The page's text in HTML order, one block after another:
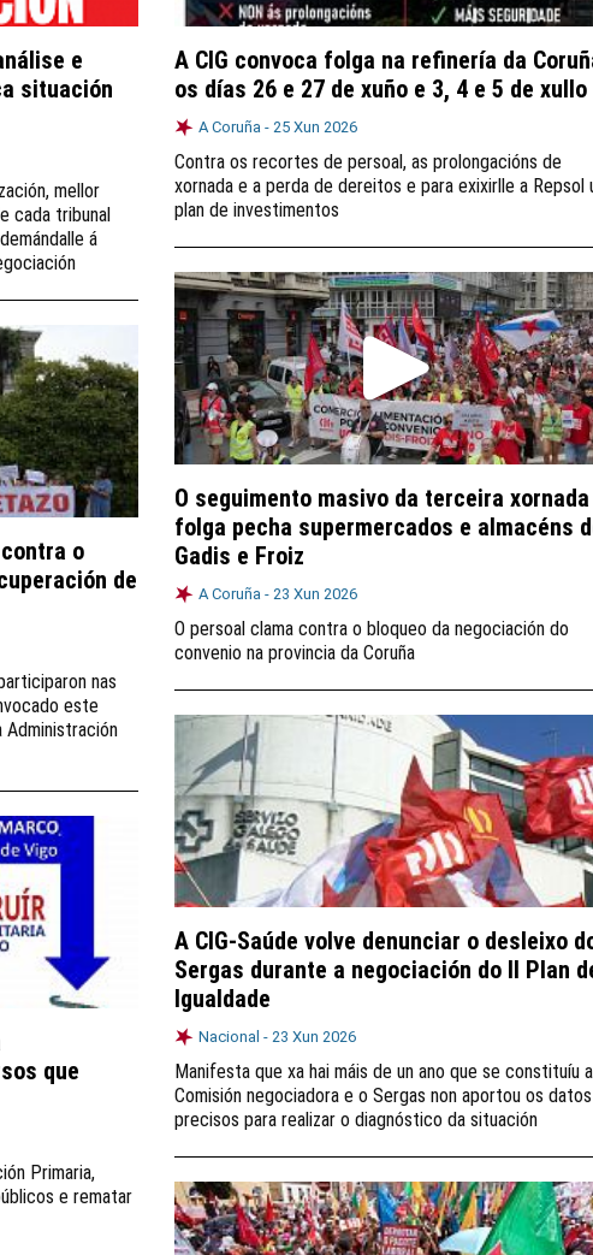
e
situación
mellor
cada tribunal
á
A CIG convoca folga na refinería da
os días 26 e 27 de xuño e 3, 4 e 5 de xullo
A Coruña - 25 Xun 2026
Contra os recortes de persoal, as prolongacións de
xornada e a perda de dereitos e para exixirlle a Repsol
plan de investimentos
O seguimento masivo da terceira xornada
folga pecha supermercados e almacéns
Gadis e Froiz
A Coruña - 23 Xun 2026
O persoal clama contra o bloqueo da negociación do
convenio na provincia da Coruña
o
de
nas
este
A CIG-Saúde volve denunciar o desleixo
Sergas durante a negociación do II Plan
Igualdade
Nacional - 23 Xun 2026
Manifesta que xa hai máis de un ano que se constituíu a
Comisión negociadora e o Sergas non aportou os datos
precisos para realizar o diagnóstico da situación
que
Primaria,
e rematar